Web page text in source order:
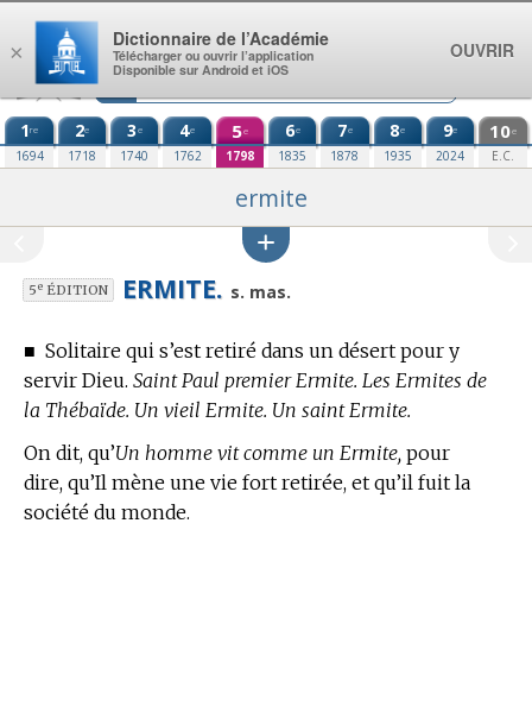
Aller au contenu
1re
1694
2e
1718
3e
1740
4e
1762
5e
1798
6e
1835
7e
1878
8e
1935
9e
2024
10e
E.C.
ermite
5eÉDITION ERMITE. s. mas.
■ Solitaire qui s’est retiré dans un désert pour y
servir Dieu. Saint Paul premier Ermite. Les Ermites de
la Thébaïde. Un vieil Ermite. Un saint Ermite.
On dit, qu’Un homme vit comme un Ermite, pour
dire, qu’Il mène une vie fort retirée, et qu’il fuit la
société du monde.
×
Dictionnaire de l’Académie
Télécharger ou ouvrir l’application
Disponible sur Android et iOS
OUVRIR